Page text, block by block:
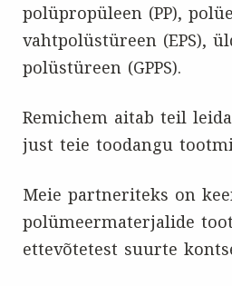
polüpropüleen (PP),
vahtpolüstüreen (EPS),
polüstüreen (GPPS).
Remichem aitab teil
just teie toodangu
Meie partneriteks on
polümeermaterjalide
ettevõtetest suurte